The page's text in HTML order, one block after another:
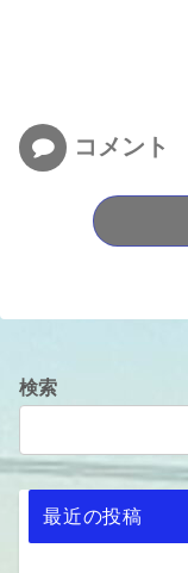
コメント
検索
最近の投稿